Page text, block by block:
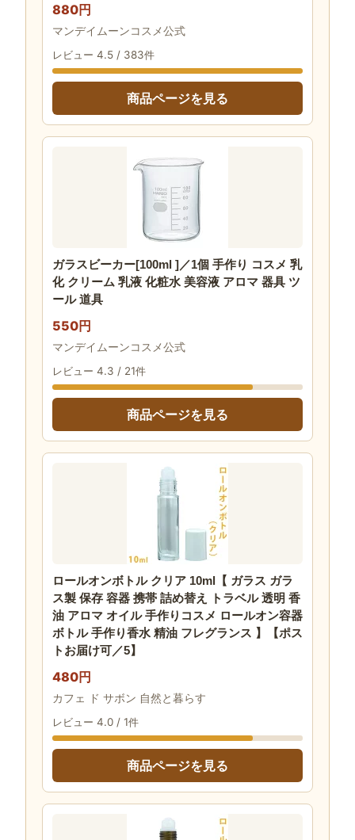
880円
マンデイムーンコスメ公式
レビュー 4.5 / 383件
商品ページを見る
ガラスビーカー[100ml ]／1個 手作り コスメ 乳
化 クリーム 乳液 化粧水 美容液 アロマ 器具 ツ
ール 道具
550円
マンデイムーンコスメ公式
レビュー 4.3 / 21件
商品ページを見る
ロールオンボトル クリア 10ml【 ガラス ガラ
ス製 保存 容器 携帯 詰め替え トラベル 透明 香
油 アロマ オイル 手作りコスメ ロールオン容器
ボトル 手作り香水 精油 フレグランス 】【ポス
トお届け可／5】
480円
カフェ ド サボン 自然と暮らす
レビュー 4.0 / 1件
商品ページを見る